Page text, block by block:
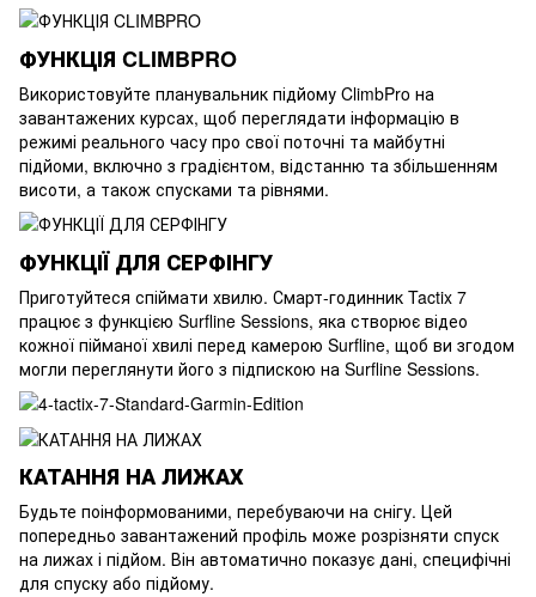
ФУНКЦІЯ CLIMBPRO
Використовуйте планувальник підйому ClimbPro на
завантажених курсах, щоб переглядати інформацію в
режимі реального часу про свої поточні та майбутні
підйоми, включно з градієнтом, відстанню та збільшенням
висоти, а також спусками та рівнями.
ФУНКЦІЇ ДЛЯ СЕРФІНГУ
Приготуйтеся спіймати хвилю. Смарт-годинник Tactix 7
працює з функцією Surfline Sessions, яка створює відео
кожної пійманої хвилі перед камерою Surfline, щоб ви згодом
могли переглянути його з підпискою на Surfline Sessions.
КАТАННЯ НА ЛИЖАХ
Будьте поінформованими, перебуваючи на снігу. Цей
попередньо завантажений профіль може розрізняти спуск
на лижах і підйом. Він автоматично показує дані, специфічні
для спуску або підйому.